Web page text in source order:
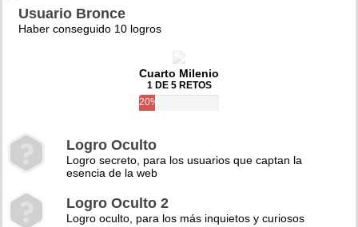
Usuario Bronce
Haber conseguido 10 logros
Cuarto Milenio
1 DE 5 RETOS
20%
Logro Oculto
Logro secreto, para los usuarios que captan la
esencia de la web
Logro Oculto 2
Logro oculto, para los más inquietos y curiosos